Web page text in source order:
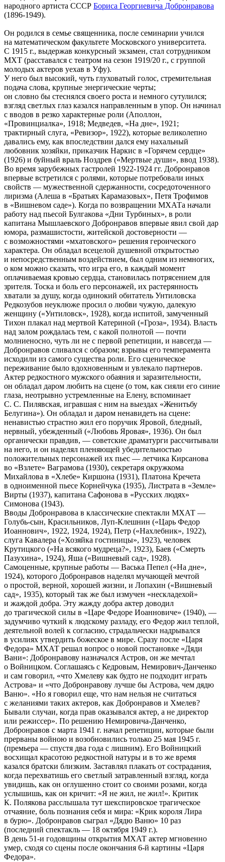
народного артиста СССР Бориса Георгиевича Добронравова
(1896-1949).
Он родился в семье священника, после семинарии учился
на математическом факультете Московского университета.
С 1915 г., выдержав конкурсный экзамен, стал сотрудником
МХТ (расставался с театром на сезон 1919/20 г., с группой
молодых актеров уехав в Уфу).
У него был высокий, чуть глуховатый голос, стремительная
подача слова, крупные энергические черты;
он словно бы стеснялся своего роста и немного сутулился;
взгляд светлых глаз казался направленным в упор. Он начинал
с вводов в резко характерные роли (Аполлон,
«Провинциалка», 1918; Медведев, «На дне», 1921;
трактирный слуга, «Ревизор», 1922), которые великолепно
давались ему, как впоследствии дался ему нахальный
любовник хозяйки, приказчик Наркис в «Горячем сердце»
(1926) и буйный враль Ноздрев («Мертвые души», ввод 1938).
Во время зарубежных гастролей 1922-1924 гг. Добронравов
впервые встретился с ролями, которые потребовали иных
свойств — мужественной сдержанности, сосредоточенного
лиризма (Алеша в «Братьях Карамазовых», Петя Трофимов
в «Вишневом саде»). Когда по возвращении МХАТа начали
работу над пьесой Булгакова «Дни Турбиных», в роли
капитана Мышлаевского Добронравов впервые явил свой дар
юмора, размашистости, житейской достоверности —
с возможностями «мхатовского» решения героического
характера. Он обладал всецелой душевной открытостью
и непосредственным воздействием, был одним из немногих,
о ком можно сказать, что игра его, в каждый момент
оплачиваемая кровью сердца, становилась потрясением для
зрителя. Тоска и боль его персонажей, их растерянность
хватали за душу, когда одинокий обитатель Унтиловска
Редкозубов неуклюже просил о любви чужую, далекую
женщину («Унтиловск», 1928), когда испитой, замученный
Тихон плакал над мертвой Катериной («Гроза», 1934). Власть
над залом рождалась тем, с какой полнотой — почти
молниеносно, чуть ли не с первой репетиции, и навсегда —
Добронравов сливался с образом; взрывы его темперамента
исходили из самого существа роли. Его сценическое
переживание было вдохновенным и увлекало партнеров.
Актер редкостного мужского обаяния и заразительности,
он обладал даром любить на сцене (о том, как сияли его синие
глаза, неотрывно устремленные на Елену, вспоминает
С. С. Пилявская, игравшая с ним на выездах «Женитьбу
Белугина»). Он обладал и даром ненавидеть на сцене:
ненавистью страстно жил его поручик Яровой, бледный,
нервный, убежденный («Любовь Яровая», 1936). Он был
органически правдив, — советские драматурги рассчитывали
на него, и он наделял пленяющей убедительностью
положительных персонажей их пьес — летчика Кирсанова
во «Взлете» Ваграмова (1930), секретаря окружкома
Михайлова в «Хлебе» Киршона (1931), Платона Кречета
в одноименной пьесе Корнейчука (1935), Листрата в «Земле»
Вирты (1937), капитана Сафонова в «Русских людях»
Симонова (1943).
Вводы Добронравова в классические спектакли МХАТ —
Голубь-сын, Красильников, Луп-Клешнин («Царь Федор
Иоаннович», 1922, 1924, 1924), Петр («Нахлебник», 1922),
слуга Кавалера («Хозяйка гостиницы», 1923), человек
Крутицкого («На всякого мудреца?», 1923), Баев («Смерть
Пазухина», 1924), Яша («Вишневый сад», 1928).
Самоценные, крупные работы — Васька Пепел («На дне»,
1924), которого Добронравов наделял мучающей мечтой
о простой, верной, хорошей жизни, и Лопахин («Вишневый
сад», 1935), который так же был измучен «нескладехой»
и жаждой добра. Эту жажду добра актер доводил
до трагической силы в «Царе Федоре Иоанновиче» (1940), —
задумчиво чуткий к людскому разладу, его Федор жил теплой,
деятельной волей к согласию, страдальчески надрывался
в усилиях утвердить божеское в мире. Сразу после «Царя
Федора» МХАТ решал вопрос о новой постановке «Дяди
Вани»: Добронравову назначался Астров, он же мечтал
о Войницком. Соглашаясь с Кедровым, Немирович-Данченко
и сам говорил, «что Хмелеву как будто не подходит играть
Астрова» и «что Добронравову лучше бы Астрова, чем дядю
Ваню». «Но я говорил еще, что нам нельзя не считаться
с желаниями таких актеров, как Добронравов и Хмелев?
Бывали случаи, когда прав оказывался актер, а не директор
или режиссер». По решению Немировича-Данченко,
Добронравов с марта 1941 г. начал репетиции, которые были
прерваны войною и возобновились только 25 мая 1945 г.
(премьера — спустя два года с лишним). Его Войницкий
восхищал красотою редкостной натуры и в то же время
казался братски близким. Заставлял плакать от сострадания,
когда перехватишь его светлый затравленный взгляд, когда
увидишь, как он оглушенно стоит со своими розами, когда
услышишь, как он кричит: «Я не жил, не жил!». Критик
К. Полякова расслышала тут шекспировское трагическое
отчаяние, боль познания себя и мира: «Крик короля Лира
в бурю». Добронравов сыграл «Дядю Ваню» 10 раз
(последний спектакль — 18 октября 1949 г.).
В день 51-и годовщины открытия МХАТ актер мгновенно
умер, сходя со сцены после окончания 6-й картины «Царя
Федора».